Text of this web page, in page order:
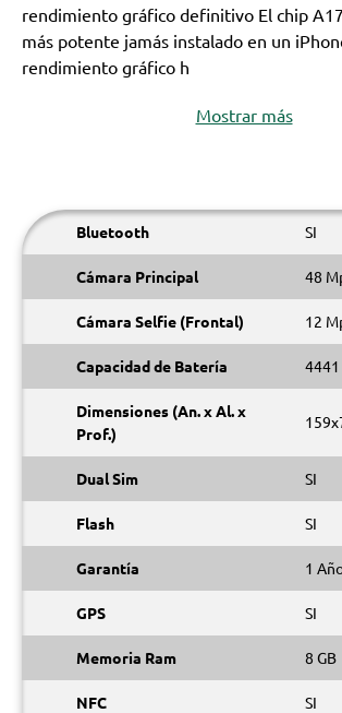
rendimiento gráfico definitivo El chip
más potente jamás instalado en un
rendimiento gráfico h
Mostrar más
Bluetooth SI
Cámara Principal 48
Cámara Selfie (Frontal) 12
Capacidad de Batería
Dimensiones (An. x Al. x
Prof.)
Dual Sim SI
Flash SI
Garantía 1
GPS SI
Memoria Ram 8 GB
NFC SI